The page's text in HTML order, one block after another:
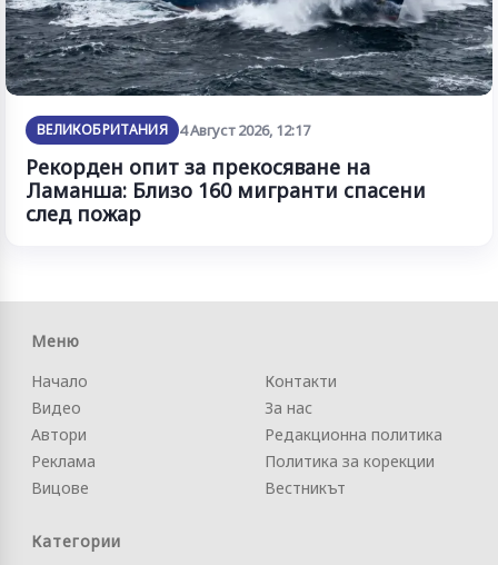
ВЕЛИКОБРИТАНИЯ 4 Август 2026, 12:17
Рекорден опит за прекосяване на
Ламанша: Близо 160 мигранти спасени
след пожар
Меню
Начало
Видео
Автори
Реклама
Вицове
Контакти
За нас
Редакционна политика
Политика за корекции
Вестникът
Категории